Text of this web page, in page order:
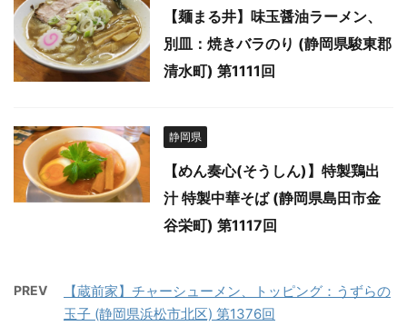
【麺まる井】味玉醤油ラーメン、
別皿：焼きバラのり (静岡県駿東郡
清水町) 第1111回
静岡県
【めん奏心(そうしん)】特製鶏出
汁 特製中華そば (静岡県島田市金
谷栄町) 第1117回
PREV
【蔵前家】チャーシューメン、トッピング：うずらの
玉子 (静岡県浜松市北区) 第1376回